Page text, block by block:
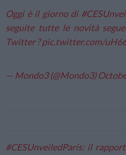
Oggi è il giorno di
seguite tutte le novità
Twitter ?pic.twitter.com/
— Mondo3 (@Mondo3)
#CESUnveiledParis: il